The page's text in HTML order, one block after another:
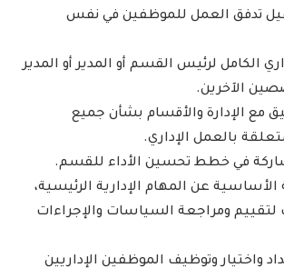
تدفق العمل للموظفين في نفس
الكامل لرئيس القسم أو المدير أو المدير
الآخرين.
مع الإدارة والأقسام بشأن جميع
بالعمل الإداري.
في خطط تحسين الأداء للقسم.
عن المهام الإدارية الرئيسية،
لتقييم ومراجعة السياسات والإجراءات
واختيار وتوظيف الموظفين الإداريين